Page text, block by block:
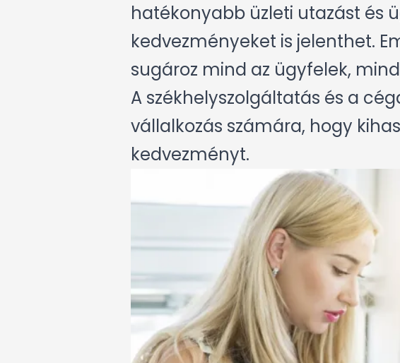
hatékonyabb üzleti utazást és
kedvezményeket is jelenthet.
sugároz mind az ügyfelek,
A székhelyszolgáltatás és a
vállalkozás számára, hogy
kedvezményt.